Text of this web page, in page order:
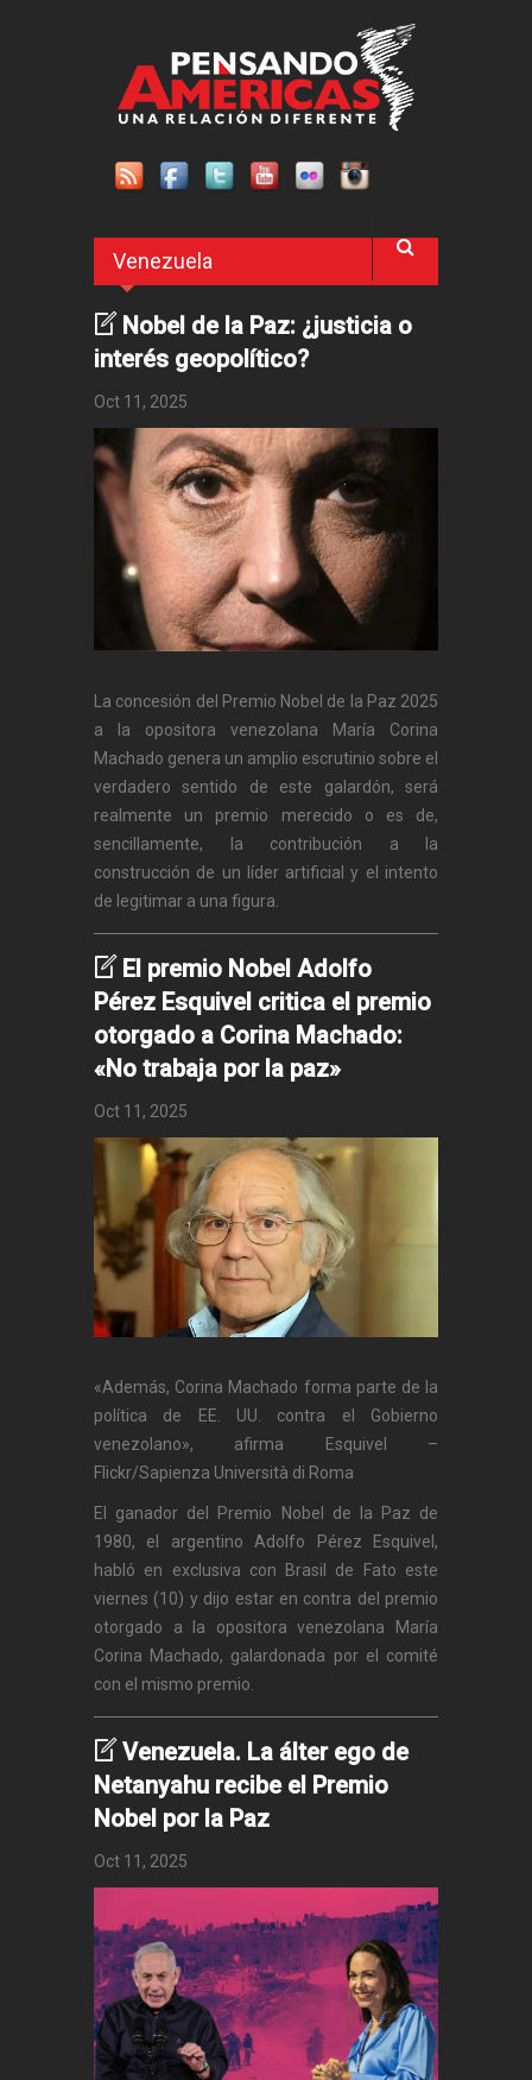
Venezuela
Nobel de la Paz: ¿justicia o
interés geopolítico?
Oct 11, 2025
La concesión del Premio Nobel de la Paz 2025
a la opositora venezolana María Corina
Machado genera un amplio escrutinio sobre el
verdadero sentido de este galardón, será
realmente un premio merecido o es de,
sencillamente, la contribución a la
construcción de un líder artificial y el intento
de legitimar a una figura.
El premio Nobel Adolfo
Pérez Esquivel critica el premio
otorgado a Corina Machado:
«No trabaja por la paz»
Oct 11, 2025
«Además, Corina Machado forma parte de la
política de EE. UU. contra el Gobierno
venezolano», afirma Esquivel –
Flickr/Sapienza Università di Roma
El ganador del Premio Nobel de la Paz de
1980, el argentino Adolfo Pérez Esquivel,
habló en exclusiva con Brasil de Fato este
viernes (10) y dijo estar en contra del premio
otorgado a la opositora venezolana María
Corina Machado, galardonada por el comité
con el mismo premio.
Venezuela. La álter ego de
Netanyahu recibe el Premio
Nobel por la Paz
Oct 11, 2025